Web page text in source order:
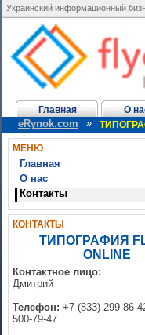
Украинский информационный
Главная О
eRynok.com »
МЕНЮ
Главная
О нас
Контакты
КОНТАКТЫ
ТИПОГРАФИЯ
ONLINE
Контактное лицо:
Дмитрий
Телефон: +7 (833) 299-86-
500-79-47